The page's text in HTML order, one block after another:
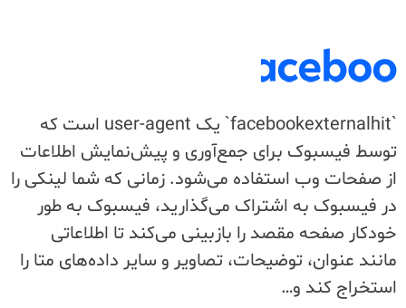
`facebookexternalhit` یک user-agent است که
توسط فیسبوک برای جمع‌آوری و پیش‌نمایش اطلاعات
از صفحات وب استفاده می‌شود. زمانی که شما لینکی را
در فیسبوک به اشتراک می‌گذارید، فیسبوک به طور
خودکار صفحه مقصد را بازبینی می‌کند تا اطلاعاتی
مانند عنوان، توضیحات، تصاویر و سایر داده‌های متا را
استخراج کند و…